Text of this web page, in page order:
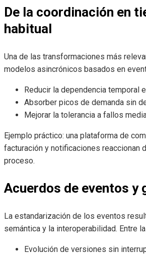
De la coordinación en
habitual
Una de las transformaciones más
modelos asincrónicos basados en
Reducir la dependencia temporal
Absorber picos de demanda sin
Mejorar la tolerancia a fallos
Ejemplo práctico: una plataforma de
facturación y notificaciones reaccionan
proceso.
Acuerdos de eventos y
La estandarización de los eventos
semántica y la interoperabilidad. Entre
Evolución de versiones sin